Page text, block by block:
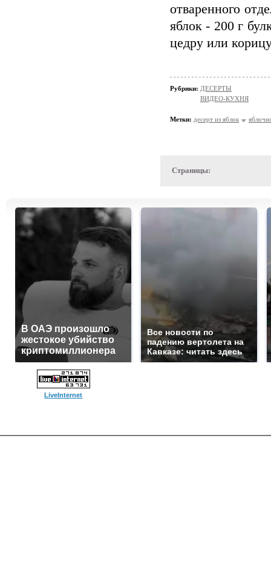
отваренного
яблок - 200 г
цедру или
Рубрики: ДЕСЕРТЫ
ВИДЕО-КУХНЯ
Метки: десерт из яблок
Страницы:
В ОАЭ произошло
жестокое убийство
криптомиллионера
Все новости по
падению вертолета на
Кавказе: читать здесь
LiveInternet